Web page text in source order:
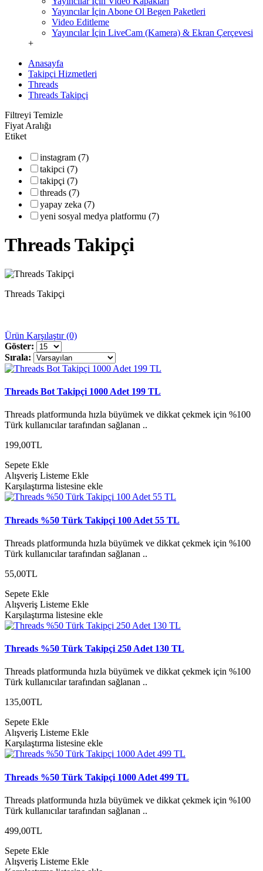
Yayıncılar İçin Abone Ol Begen Paketleri
Video Editleme
Yayıncılar İçin LiveCam (Kamera) & Ekran Çerçevesi
+
Anasayfa
Takipçi Hizmetleri
Threads
Threads Takipçi
Filtreyi Temizle
Fiyat Aralığı
Etiket
instagram (7)
takipci (7)
takipçi (7)
threads (7)
yapay zeka (7)
yeni sosyal medya platformu (7)
Threads Takipçi
Threads Takipçi
Ürün Karşılaştır (0)
Göster:
Sırala:
Threads Bot Takipçi 1000 Adet 199 TL
Threads platformunda hızla büyümek ve dikkat çekmek için %100
Türk kullanıcılar tarafından sağlanan ..
199,00TL
Sepete Ekle
Alışveriş Listeme Ekle
Karşılaştırma listesine ekle
Threads %50 Türk Takipçi 100 Adet 55 TL
Threads platformunda hızla büyümek ve dikkat çekmek için %100
Türk kullanıcılar tarafından sağlanan ..
55,00TL
Sepete Ekle
Alışveriş Listeme Ekle
Karşılaştırma listesine ekle
Threads %50 Türk Takipçi 250 Adet 130 TL
Threads platformunda hızla büyümek ve dikkat çekmek için %100
Türk kullanıcılar tarafından sağlanan ..
135,00TL
Sepete Ekle
Alışveriş Listeme Ekle
Karşılaştırma listesine ekle
Threads %50 Türk Takipçi 1000 Adet 499 TL
Threads platformunda hızla büyümek ve dikkat çekmek için %100
Türk kullanıcılar tarafından sağlanan ..
499,00TL
Sepete Ekle
Alışveriş Listeme Ekle